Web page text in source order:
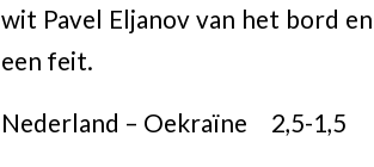
wit Pavel Eljanov van het bord
een feit.
Nederland – Oekraïne 2,5-1,5